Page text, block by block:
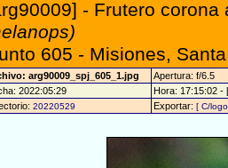
- Frutero
605 - Misiones,
arg90009_spj_605_1.jpg
Apertura: f/6.5
2022:05:29
Hora: 17:15:02 -
20220529 Exportar: [ C/